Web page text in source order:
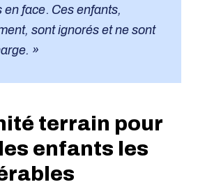
en face. Ces enfants,
sont ignorés et ne sont
»
terrain pour
enfants les